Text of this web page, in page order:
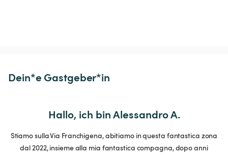
Dein*e Gastgeber*in
Hallo, ich bin Alessandro A.
Stiamo sulla Via Franchigena, abitiamo in questa fantastica zona
dal 2022, insieme alla mia fantastica compagna, dopo anni